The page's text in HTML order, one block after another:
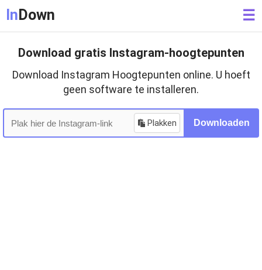
In Down ☰
Download gratis Instagram-hoogtepunten
Download Instagram Hoogtepunten online. U hoeft
geen software te installeren.
Plakken Downloaden